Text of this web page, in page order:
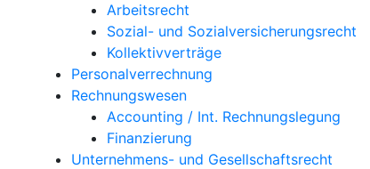
Arbeitsrecht
Sozial- und Sozialversicherungsrecht
Kollektivverträge
Personalverrechnung
Rechnungswesen
Accounting / Int. Rechnungslegung
Finanzierung
Unternehmens- und Gesellschaftsrecht